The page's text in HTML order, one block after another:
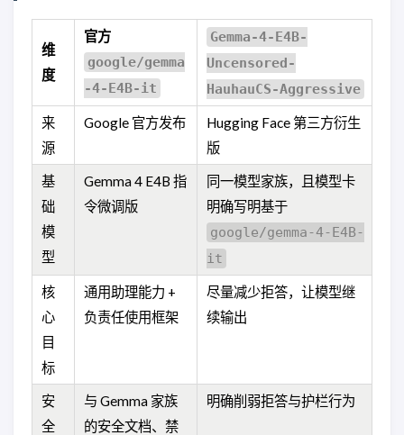
维
度
官方
google/gemma
-4-E4B-it
Gemma-4-E4B-
Uncensored-
HauhauCS-Aggressive
来
源
Google 官方发布
Hugging Face 第三方衍生
版
基
础
模
型
Gemma 4 E4B 指
令微调版
同一模型家族，且模型卡
明确写明基于
google/gemma-4-E4B-
it
核
心
目
标
通用助理能力 +
负责任使用框架
尽量减少拒答，让模型继
续输出
安
全
与 Gemma 家族
的安全文档、禁
明确削弱拒答与护栏行为